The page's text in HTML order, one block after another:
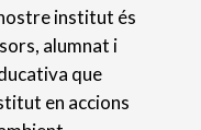
institut és
alumnat i
que
en accions